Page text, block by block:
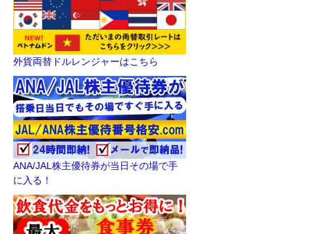
外貨両替ドルレンジャーはこちら
ANA/JAL株主優待券が当日その場で手
に入る！